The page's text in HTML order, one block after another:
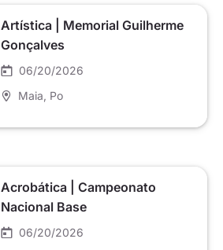
Artística | Memorial Guilherme
Gonçalves
06/20/2026
Maia , Po
Acrobática | Campeonato
Nacional Base
06/20/2026